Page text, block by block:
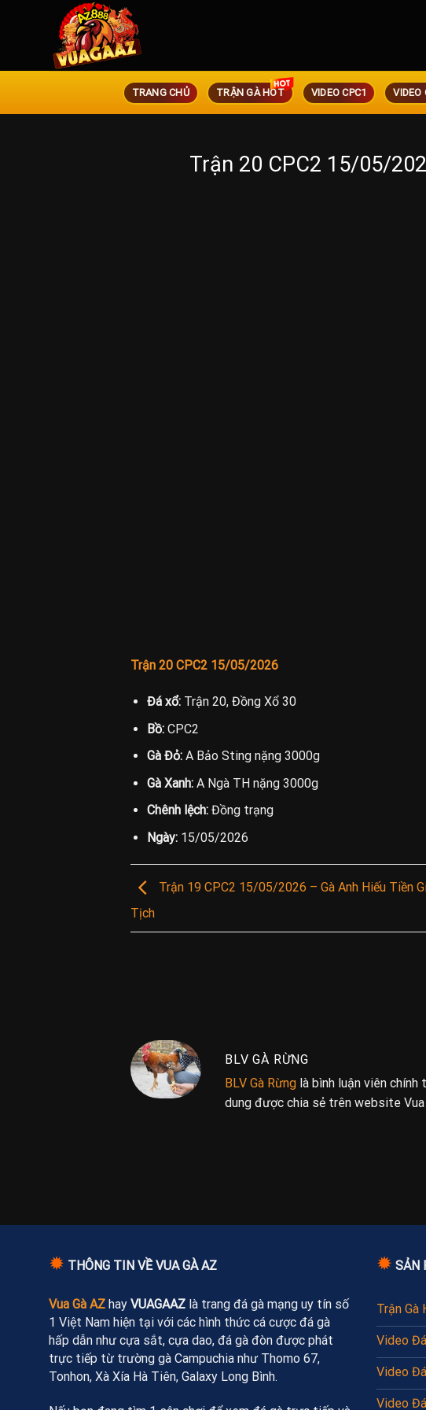
TRANG CHỦ TRẬN GÀ HOT VIDEO CPC1 VIDEO
Trận 20 CPC2 15/05/
Trận 20 CPC2 15/05/2026
Đá xổ:Trận 20, Đồng Xổ 30
Bồ:CPC2
Gà Đỏ:A Bảo Sting nặng 3000g
Gà Xanh:A Ngà TH nặng 3000g
Chênh lệch:Đồng trạng
Ngày:15/05/2026
Trận 19 CPC2 15/05/2026 – Gà Anh Hiếu Tiền
Tịch
BLV GÀ RỪNG
BLV Gà Rừng là bình luận viên
dung được chia sẻ trên website Vua
✹ THÔNG TIN VỀ VUA GÀ AZ
Vua Gà AZ hay VUAGAAZ là trang đá gà mạng uy tín số
1 Việt Nam hiện tại với các hình thức cá cược đá gà
hấp dẫn như cựa sắt, cựa dao, đá gà đòn được phát
trực tiếp từ trường gà Campuchia như Thomo 67,
Tonhon, Xà Xía Hà Tiên, Galaxy Long Bình.
✹ SẢN
Trận Gà
Video
Video
Video